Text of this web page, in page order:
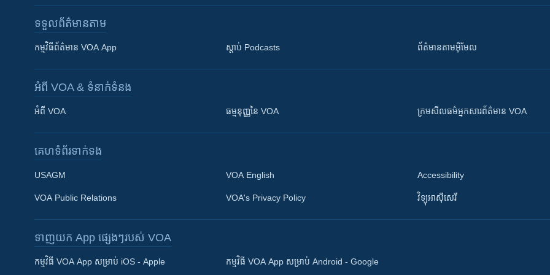
Khmer English
ទទួល​ព័ត៌មាន​តាម
កម្មវិធី​ព័ត៌មាន VOA App ស្តាប់ Podcasts ព័ត៌មាន​តាម​អ៊ីមែល
អំពី​ VOA & ទំនាក់ទំនង
អំពី​ VOA ធម្មនុញ្ញ​នៃ VOA ក្រម​​​សីលធម៌​​​អ្នក​​​សារព័ត៌មាន VOA
គេហទំព័រ​​ទាក់ទង
USAGM
VOA Public Relations
VOA English
VOA's Privacy Policy
Accessibility
វិទ្យុ​អាស៊ី​សេរី
ទាញយក​ App ផ្សេងៗ​របស់​ VOA
កម្មវិធី​ VOA App សម្រាប់ iOS - Apple កម្មវិធី​ VOA App សម្រាប់ Android - Google